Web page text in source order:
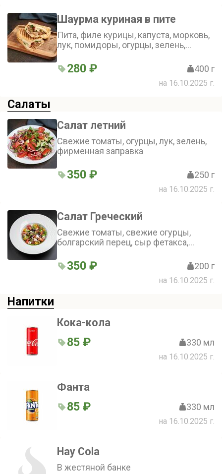
Шаурма куриная в пите
Пита, филе курицы, капуста, морковь,
лук, помидоры, огурцы, зелень,
280 ₽ 400 г
на 16.10.2025 г.
Салаты
Салат летний
Свежие томаты, огурцы, лук, зелень,
фирменная заправка
350 ₽ 250 г
на 16.10.2025 г.
Салат Греческий
Свежие томаты, свежие огурцы,
болгарский перец, сыр фетакса,
базиликом, красный репчатый лук
350 ₽ 200 г
на 16.10.2025 г.
Напитки
Кока-кола
85 ₽ 330 мл
на 16.10.2025 г.
Фанта
85 ₽ 330 мл
на 16.10.2025 г.
Hay Cola
В жестяной банке